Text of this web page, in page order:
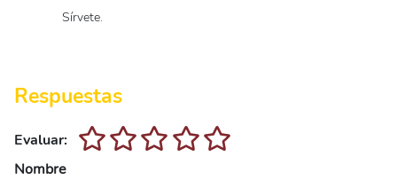
Sírvete.
Respuestas
Evaluar:
Nombre